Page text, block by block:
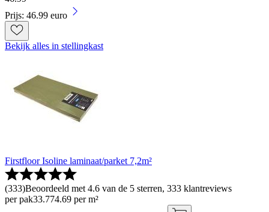
Prijs: 46.99 euro
Bekijk alles in stellingkast
Firstfloor Isoline laminaat/parket 7,2m²
(333)Beoordeeld met 4.6 van de 5 sterren, 333 klantreviews
per pak33.774.69 per m²